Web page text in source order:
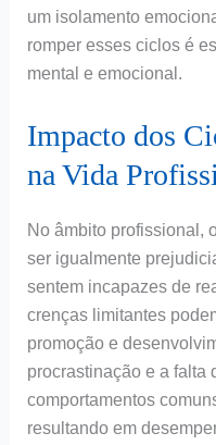
um isolamento
romper esses ciclos é
mental e emocional.
Impacto dos
na Vida
No âmbito profissional,
ser igualmente
sentem incapazes de
crenças limitantes
promoção e
procrastinação e a falta
comportamentos
resultando em